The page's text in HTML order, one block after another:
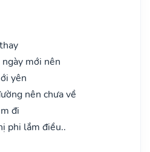
mới nên
yên
nên chưa về
đi
phi lắm điều..